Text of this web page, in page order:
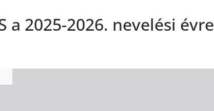
a 2025-2026. nevelési évre